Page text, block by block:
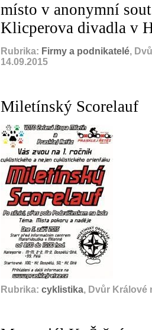
místo v anonymní
Klicperova divadla v
Rubrika: Firmy a podnikatelé,
14.09.2015
Miletínský Scorelauf
Rubrika: cyklistika, Dvůr Králové